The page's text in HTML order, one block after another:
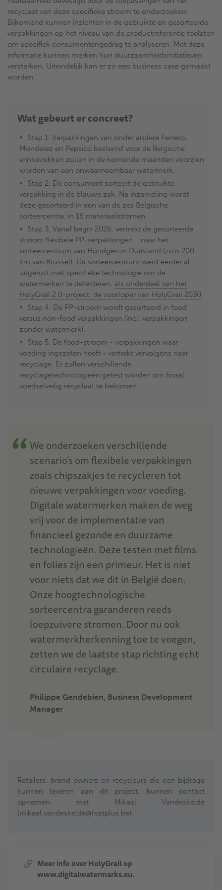
recyclaat van deze specifieke stroom te onderzoeken.
Bijkomend kunnen inzichten in de gebruikte en gesorteerde
verpakkingen op het niveau van de productreferentie toelaten
om specifiek consumentengedrag te analyseren. Met deze
informatie kunnen merken hun duurzaamheidsinitiatieven
versterken. Uiteindelijk kan er zo een business case gemaakt
worden.
Wat gebeurt er concreet?
Stap 1. Verpakkingen van onder andere Ferrero,
Mondelez en Pepsico bestemd voor de Belgische
winkelrekken zullen in de komende maanden voorzien
worden van een onwaarneembaar watermerk.
Stap 2. De consument sorteert de gebruikte
verpakking in de blauwe zak. Na inzameling wordt
deze gesorteerd in een van de zes Belgische
sorteercentra, in 16 materiaalstromen.
Stap 3. Vanaf begin 2026, vertrekt de gesorteerde
stroom flexibele PP-verpakkingen naar het
sorteercentrum van Hündgen in Duitsland (zo’n 200
km van Brussel). Dit sorteercentrum werd eerder al
uitgerust met specifieke technologie om de
watermerken te detecteren, als onderdeel van het
HolyGrail 2.0-project, de voorloper van HolyGrail 2030.
Stap 4. De PP-stroom wordt gesorteerd in food
versus non-food verpakkingen (incl. verpakkingen
zonder watermerk).
Stap 5. De food-stroom - verpakkingen waar
voeding ingezeten heeft - vertrekt vervolgens naar
recyclage. Er zullen verschillende
recyclagetechnologieën getest worden om finaal
voedselveilig recyclaat te bekomen.
We onderzoeken verschillende
scenario’s om flexibele verpakkingen
zoals chipszakjes te recycleren tot
nieuwe verpakkingen voor voeding.
Digitale watermerken maken de weg
vrij voor de implementatie van
financieel gezonde en duurzame
technologieën. Deze testen met films
en folies zijn een primeur. Het is niet
voor niets dat we dit in België doen.
Onze hoogtechnologische
sorteercentra garanderen reeds
loepzuivere stromen. Door nu ook
watermerkherkenning toe te voegen,
zetten we de laatste stap richting echt
circulaire recyclage.
Philippe Gendebien, Business Development
Manager
Retailers, brand owners en recycleurs die een bijdrage
kunnen leveren aan dit project, kunnen contact
opnemen met Mikaël Vandeskelde
(mikael.vandeskelde@fostplus.be).
Meer info over HolyGrail op
www.digitalwatermarks.eu.